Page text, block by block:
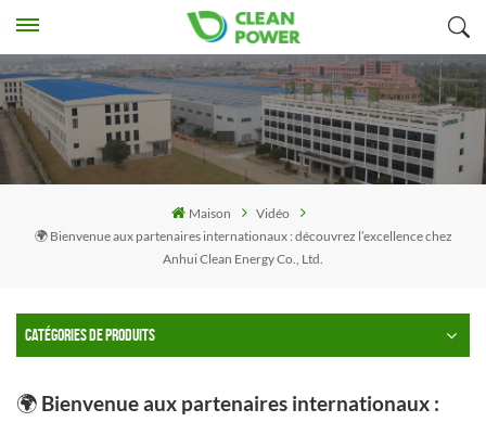
Maison
Vidéo
🌍 Bienvenue aux partenaires internationaux : découvrez l’excellence chez
Anhui Clean Energy Co., Ltd.
CATÉGORIES DE PRODUITS
🌍 Bienvenue aux partenaires internationaux :